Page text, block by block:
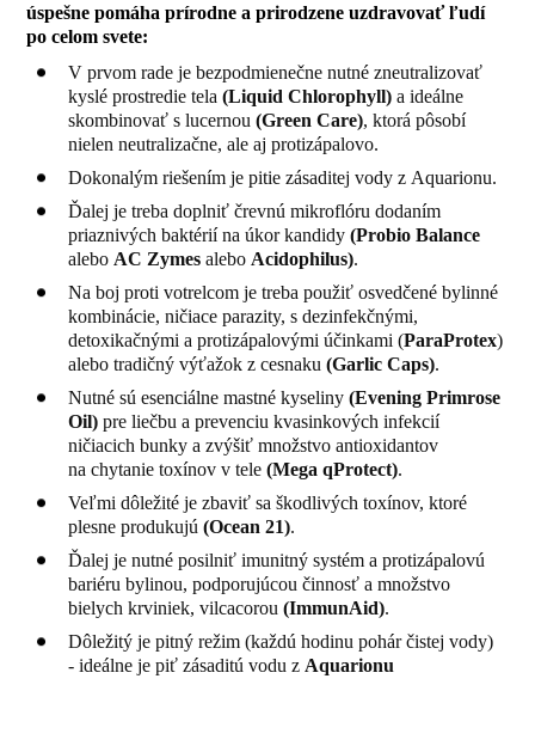
úspešne pomáha prírodne a prirodzene uzdravovať ľudí
po celom svete:
V prvom rade je bezpodmienečne nutné zneutralizovať
kyslé prostredie tela(Liquid Chlorophyll) a ideálne
skombinovať s lucernou(Green Care), ktorá pôsobí
nielen neutralizačne, ale aj protizápalovo.
Dokonalým riešením je pitie zásaditej vody z Aquarionu.
Ďalej je treba doplniť črevnú mikroflóru dodaním
priaznivých baktérií na úkor kandidy(Probio Balance
alebo AC Zymesalebo Acidophilus).
Na boj proti votrelcom je treba použiť osvedčené bylinné
kombinácie, ničiace parazity, s dezinfekčnými,
detoxikačnými a protizápalovými účinkami (ParaProtex)
alebo tradičný výťažok z cesnaku(Garlic Caps).
Nutné sú esenciálne mastné kyseliny(Evening Primrose
Oil) pre liečbu a prevenciu kvasinkových infekcií
ničiacich bunky a zvýšiť množstvo antioxidantov
na chytanie toxínov v tele(Mega qProtect).
Veľmi dôležité je zbaviť sa škodlivých toxínov, ktoré
plesne produkujú(Ocean 21).
Ďalej je nutné posilniť imunitný systém a protizápalovú
bariéru bylinou, podporujúcou činnosť a množstvo
bielych krviniek, vilcacorou(ImmunAid).
Dôležitý je pitný režim (každú hodinu pohár čistej vody)
- ideálne je piť zásaditú vodu z Aquarionu